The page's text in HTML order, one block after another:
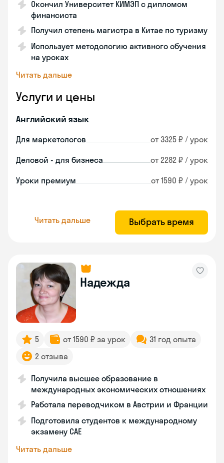
Окончил Университет КИМЭП с дипломом
финансиста
Получил степень магистра в Китае по туризму
Использует методологию активного обучения
на уроках
Читать дальше
Услуги и цены
Английский язык
Для маркетологов от 3325 ₽ / урок
Деловой - для бизнеса от 2282 ₽ / урок
Уроки премиум от 1590 ₽ / урок
Читать дальше Выбрать время
Надежда
5 от 1590 ₽ за урок
31 год опыта
2 отзыва
Получила высшее образование в
международных экономических отношениях
Работала переводчиком в Австрии и Франции
Подготовила студентов к международному
экзамену CAE
Читать дальше